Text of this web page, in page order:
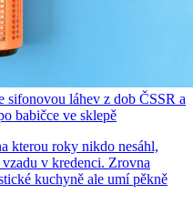
sifonovou láhev z dob ČSSR a
babičce ve sklepě
kterou roky nikdo nesáhl,
v kredenci. Zrovna
kuchyně ale umí pěkně